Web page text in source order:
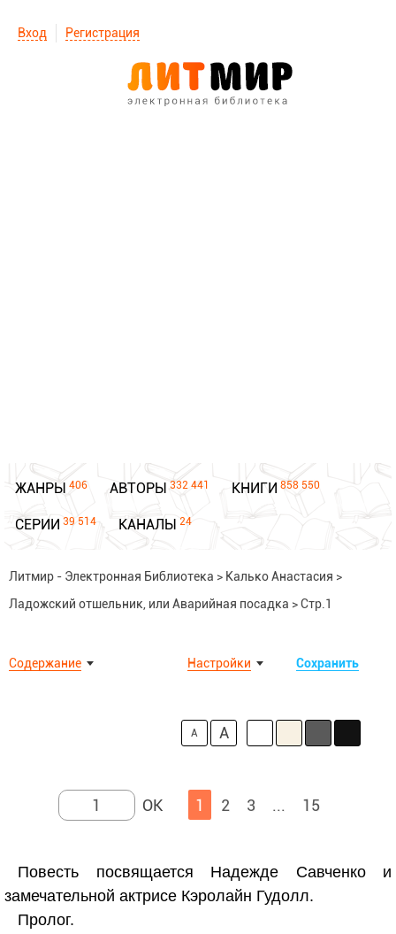
Вход Регистрация
ЖАНРЫ 406 АВТОРЫ 332 441 КНИГИ 858 550
СЕРИИ 39 514 КАНАЛЫ 24
Литмир - Электронная Библиотека > Калько Анастасия >
Ладожский отшельник, или Аварийная посадка >Стр.1
Содержание Сохранить
Настройки
A A
1 2 3 ... 15
Повесть посвящается Надежде Савченко и
замечательной актрисе Кэролайн Гудолл.
Пролог.